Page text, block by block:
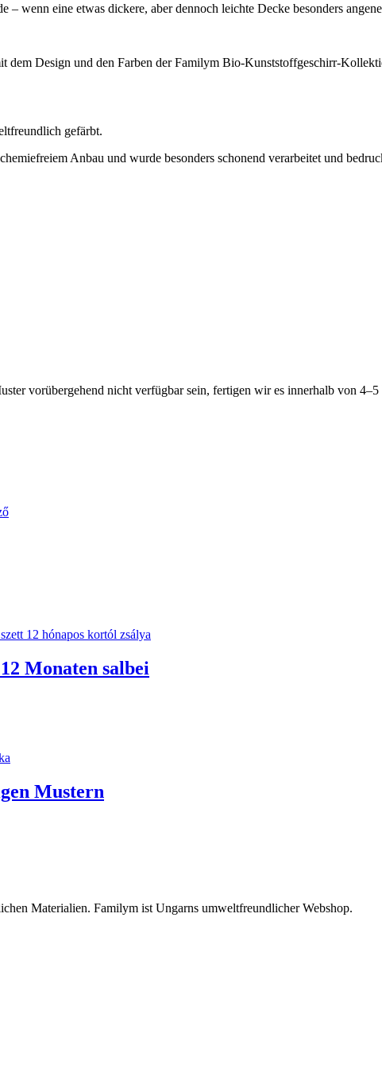
wenn eine etwas dickere, aber dennoch leichte Decke besonders
dem Design und den Farben der Familym Bio-Kunststoffgeschirr-
gefärbt.
Anbau und wurde besonders schonend verarbeitet und
vorübergehend nicht verfügbar sein, fertigen wir es innerhalb von 4–5
Monaten salbei
Mustern
Materialien. Familym ist Ungarns umweltfreundlicher Webshop.